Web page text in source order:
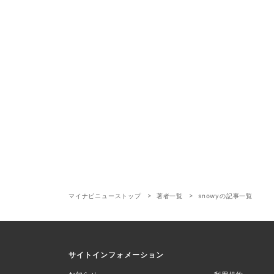
マイナビニューストップ 著者一覧 snowyの記事一覧
サイトインフォメーション